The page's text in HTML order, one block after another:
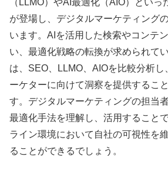
（LLMO）やAI最適化（AIO）とい
が登場し、デジタルマーケティング
います。AIを活用した検索やコンテ
い、最適化戦略の転換が求められて
は、SEO、LLMO、AIOを比較分析
ーケターに向けて洞察を提供するこ
す。デジタルマーケティングの担当
最適化手法を理解し、活用すること
ライン環境において自社の可視性を
ることができるでしょう。